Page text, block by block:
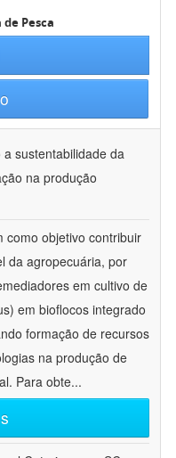
Pesca
sustentabilidade da
na produção
como objetivo contribuir
da agropecuária, por
em cultivo de
em bioflocos integrado
formação de recursos
na produção de
Para obte...